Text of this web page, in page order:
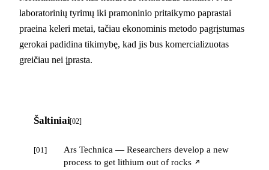
laboratorinių tyrimų iki pramoninio pritaikymo paprastai
praeina keleri metai, tačiau ekonominis metodo pagrįstumas
gerokai padidina tikimybę, kad jis bus komercializuotas
greičiau nei įprasta.
Šaltiniai[02]
[01]
Ars Technica — Researchers develop a new
process to get lithium out of rocks